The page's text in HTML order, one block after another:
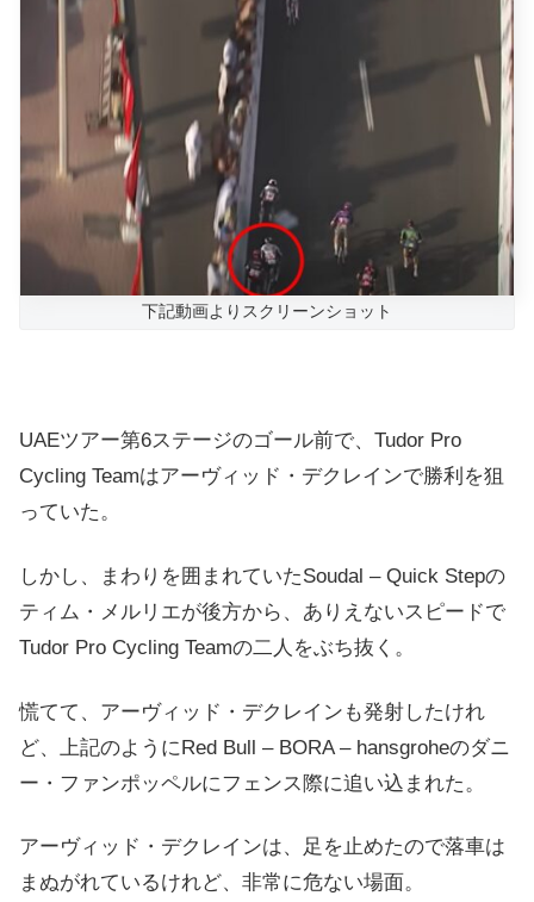
下記動画よりスクリーンショット
UAEツアー第6ステージのゴール前で、Tudor Pro
Cycling Teamはアーヴィッド・デクレインで勝利を狙
っていた。
しかし、まわりを囲まれていたSoudal – Quick Stepの
ティム・メルリエが後方から、ありえないスピードで
Tudor Pro Cycling Teamの二人をぶち抜く。
慌てて、アーヴィッド・デクレインも発射したけれ
ど、上記のようにRed Bull – BORA – hansgroheのダニ
ー・ファンポッペルにフェンス際に追い込まれた。
アーヴィッド・デクレインは、足を止めたので落車は
まぬがれているけれど、非常に危ない場面。